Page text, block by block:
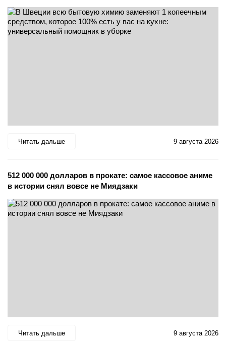
Читать дальше 9 августа 2026
512 000 000 долларов в прокате: самое кассовое аниме
в истории снял вовсе не Миядзаки
Читать дальше 9 августа 2026